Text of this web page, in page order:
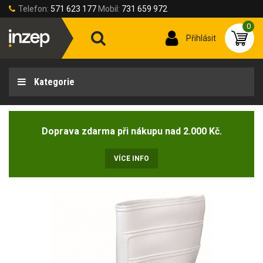
Telefon: 571 623 177 Mobil: 731 659 972
Přihlásit
0
Kategorie
Doprava zdarma při nákupu nad 2.000 Kč.
VÍCE INFO